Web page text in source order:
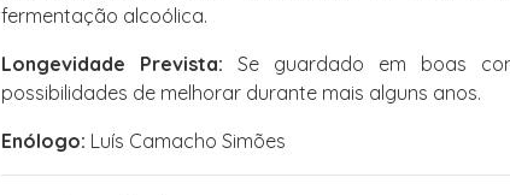
fermentação alcoólica.
Longevidade Prevista: Se guardado em boas
possibilidades de melhorar durante mais alguns anos.
Enólogo: Luís Camacho Simões